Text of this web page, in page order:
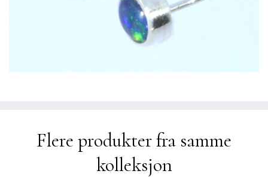
Flere produkter fra samme
kolleksjon